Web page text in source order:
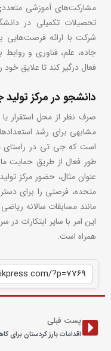
مشارکت‌های آموزشی
تحصیلات تکمیلی در
شرکت با ارائه فرصت‌هایی
جاده، علم، فناوری و روابط
فعال درگیر کند تا علایق
دانشجو در مرکز
صرف نظر از محل استقرار یا
مشابهی برای رشد
است که جی تی در راستای
طور فعال از طریق حمایت
عنوان مثال، حضور مرکز
متحده، فرصتی را برای
مانند مسابقات سالانه
این امر با سایر ابتکارات
همراه است.
پست قبلی